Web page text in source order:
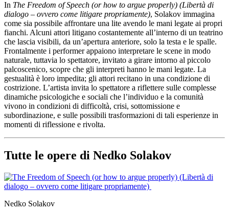
Educazione
Educazione
News
Dipartimento
Educazione
Formazione
e
Ricerca
Famiglie
Scuole
Visite
guidate
Progetto
Summer
School
Speciali
EN
Ricerca
Storia
Sedi
Tutte
In The Freedom of Speech (or how to argue properly) (Libertà di
dialogo – ovvero come litigare propriamente), Solakov immagina
come sia possibile affrontare una lite avendo le mani legate ai propri
fianchi. Alcuni attori litigano costantemente all’interno di un teatrino
che lascia visibili, da un’apertura anteriore, solo la testa e le spalle.
Frontalmente i performer appaiono interpretare le scene in modo
naturale, tuttavia lo spettatore, invitato a girare intorno al piccolo
palcoscenico, scopre che gli interpreti hanno le mani legate. La
gestualità è loro impedita; gli attori recitano in una condizione di
costrizione. L’artista invita lo spettatore a riflettere sulle complesse
dinamiche psicologiche e sociali che l’individuo e la comunità
vivono in condizioni di difficoltà, crisi, sottomissione e
subordinazione, e sulle possibili trasformazioni di tali esperienze in
momenti di riflessione e rivolta.
Tutte le opere di Nedko Solakov
Nedko Solakov